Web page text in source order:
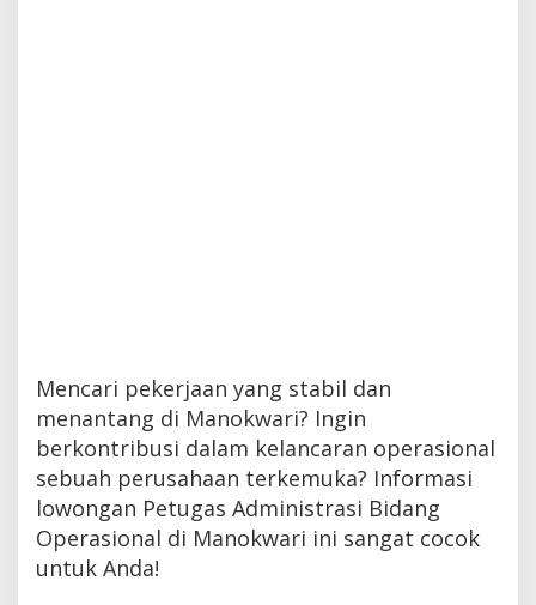
Mencari pekerjaan yang stabil dan
menantang di Manokwari? Ingin
berkontribusi dalam kelancaran operasional
sebuah perusahaan terkemuka? Informasi
lowongan Petugas Administrasi Bidang
Operasional di Manokwari ini sangat cocok
untuk Anda!